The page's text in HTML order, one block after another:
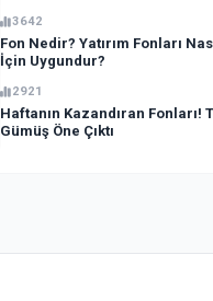
3642
Fon Nedir? Yatırım Fonları
İçin Uygundur?
2921
Haftanın Kazandıran Fonları!
Gümüş Öne Çıktı